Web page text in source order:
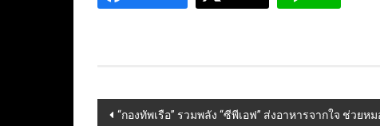
Post
“กองทัพเรือ” รวมพลัง “ซีพีเอฟ” ส่งอาหารจากใจ ช่วยห